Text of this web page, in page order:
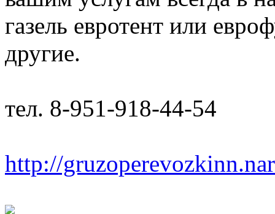
газель евротент или
другие.
тел. 8-951-918-44-54
http://